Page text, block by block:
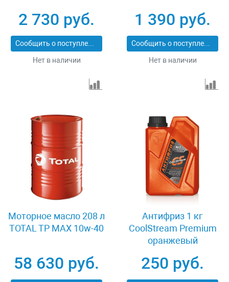
2 730 руб.
Сообщить о поступлении
Нет в наличии
1 390 руб.
Сообщить о поступлении
Нет в наличии
Моторное масло 208 л
TOTAL TP MAX 10w-40
58 630 руб.
Антифриз 1 кг
CoolStream Premium
оранжевый
250 руб.